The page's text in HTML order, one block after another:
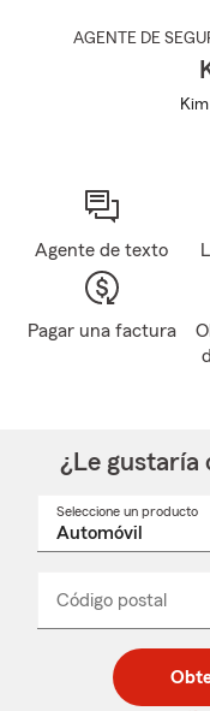
AGENTE DE
Agente de texto
Pagar una factura
¿Le gustaría
Seleccione un producto
Código postal
de
de
_____